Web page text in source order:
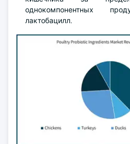
однокомпонентных
лактобацилл.